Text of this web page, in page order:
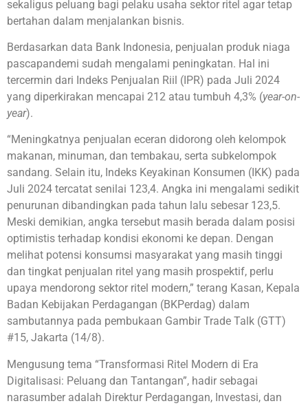
sekaligus peluang bagi pelaku usaha sektor ritel agar tetap
bertahan dalam menjalankan bisnis.
Berdasarkan data Bank Indonesia, penjualan produk niaga
pascapandemi sudah mengalami peningkatan. Hal ini
tercermin dari Indeks Penjualan Riil (IPR) pada Juli 2024
yang diperkirakan mencapai 212 atau tumbuh 4,3% (year-on-
year).
“Meningkatnya penjualan eceran didorong oleh kelompok
makanan, minuman, dan tembakau, serta subkelompok
sandang. Selain itu, Indeks Keyakinan Konsumen (IKK) pada
Juli 2024 tercatat senilai 123,4. Angka ini mengalami sedikit
penurunan dibandingkan pada tahun lalu sebesar 123,5.
Meski demikian, angka tersebut masih berada dalam posisi
optimistis terhadap kondisi ekonomi ke depan. Dengan
melihat potensi konsumsi masyarakat yang masih tinggi
dan tingkat penjualan ritel yang masih prospektif, perlu
upaya mendorong sektor ritel modern,” terang Kasan, Kepala
Badan Kebijakan Perdagangan (BKPerdag) dalam
sambutannya pada pembukaan Gambir Trade Talk (GTT)
#15, Jakarta (14/8).
Mengusung tema “Transformasi Ritel Modern di Era
Digitalisasi: Peluang dan Tantangan”, hadir sebagai
narasumber adalah Direktur Perdagangan, Investasi, dan